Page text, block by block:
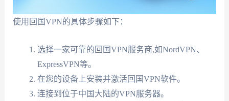
使用回国VPN的具体步骤如下：
选择一家可靠的回国VPN服务商,如NordVPN、
ExpressVPN等。
在您的设备上安装并激活回国VPN软件。
连接到位于中国大陆的VPN服务器。